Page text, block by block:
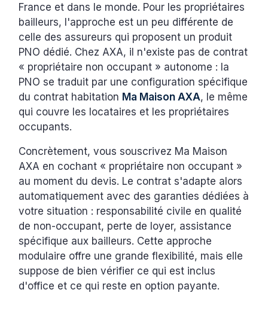
France et dans le monde. Pour les propriétaires
bailleurs, l'approche est un peu différente de
celle des assureurs qui proposent un produit
PNO dédié. Chez AXA, il n'existe pas de contrat
« propriétaire non occupant » autonome : la
PNO se traduit par une configuration spécifique
du contrat habitation Ma Maison AXA, le même
qui couvre les locataires et les propriétaires
occupants.
Concrètement, vous souscrivez Ma Maison
AXA en cochant « propriétaire non occupant »
au moment du devis. Le contrat s'adapte alors
automatiquement avec des garanties dédiées à
votre situation : responsabilité civile en qualité
de non-occupant, perte de loyer, assistance
spécifique aux bailleurs. Cette approche
modulaire offre une grande flexibilité, mais elle
suppose de bien vérifier ce qui est inclus
d'office et ce qui reste en option payante.